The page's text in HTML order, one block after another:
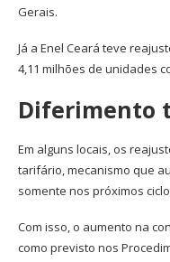
Gerais.
Já a Enel Ceará teve
4,11 milhões de unidades
Diferimento
Em alguns locais, os
tarifário, mecanismo que
somente nos próximos
Com isso, o aumento na
como previsto nos